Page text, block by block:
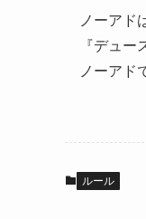
ノーアド
『デュー
ノーアド
ルール